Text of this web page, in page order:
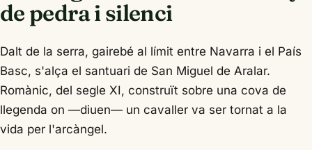
de pedra i silenci
Dalt de la serra, gairebé al límit entre Navarra i el País
Basc, s'alça el santuari de San Miguel de Aralar.
Romànic, del segle XI, construït sobre una cova de
llegenda on —diuen— un cavaller va ser tornat a la
vida per l'arcàngel.